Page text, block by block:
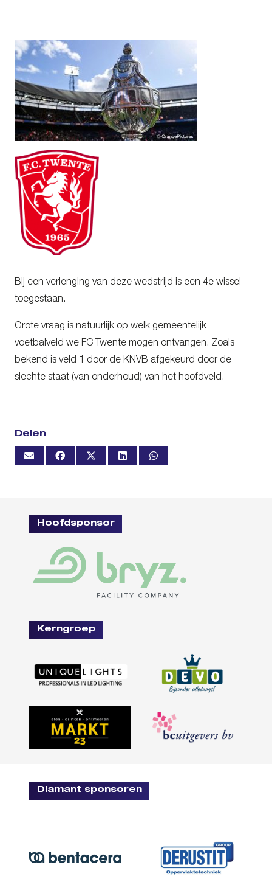
Bij een verlenging van deze wedstrijd is een 4e wissel
toegestaan.
Grote vraag is natuurlijk op welk gemeentelijk
voetbalveld we FC Twente mogen ontvangen. Zoals
bekend is veld 1 door de KNVB afgekeurd door de
slechte staat (van onderhoud) van het hoofdveld.
Delen
Hoofdsponsor
Kerngroep
Diamant sponsoren